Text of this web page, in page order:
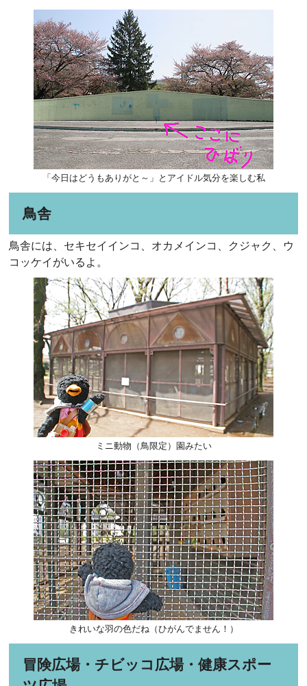
「今日はどうもありがと～」とアイドル気分を楽しむ私
鳥舎
鳥舎には、セキセイインコ、オカメインコ、クジャク、ウ
コッケイがいるよ。
ミニ動物（鳥限定）園みたい
きれいな羽の色だね（ひがんでません！）
冒険広場・チビッコ広場・健康スポー